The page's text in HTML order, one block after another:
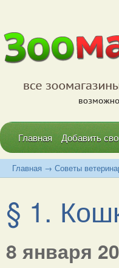
Главная Добавить
Главная → Советы
§ 1.
8 января